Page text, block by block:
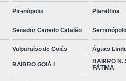
Pirenópolis Planaltina
Senador Canedo Catalão
Valparaíso de Goiás Águas
BAIRRO GOIÁ I
BAIRRO N.
FÁTIMA